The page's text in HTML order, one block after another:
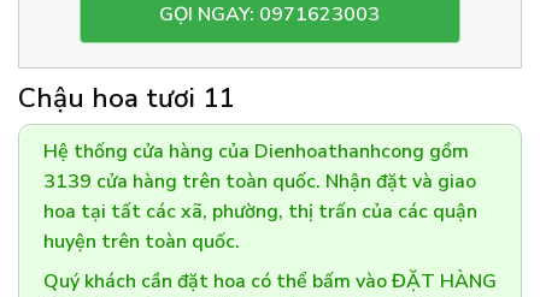
GỌI NGAY: 0971623003
Chậu hoa tươi 11
Hệ thống cửa hàng của Dienhoathanhcong gồm
3139 cửa hàng trên toàn quốc. Nhận đặt và giao
hoa tại tất các xã, phường, thị trấn của các quận
huyện trên toàn quốc.
Quý khách cần đặt hoa có thể bấm vào ĐẶT HÀNG